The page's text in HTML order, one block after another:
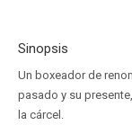
Sinopsis
Un boxeador de
pasado y su
la cárcel.